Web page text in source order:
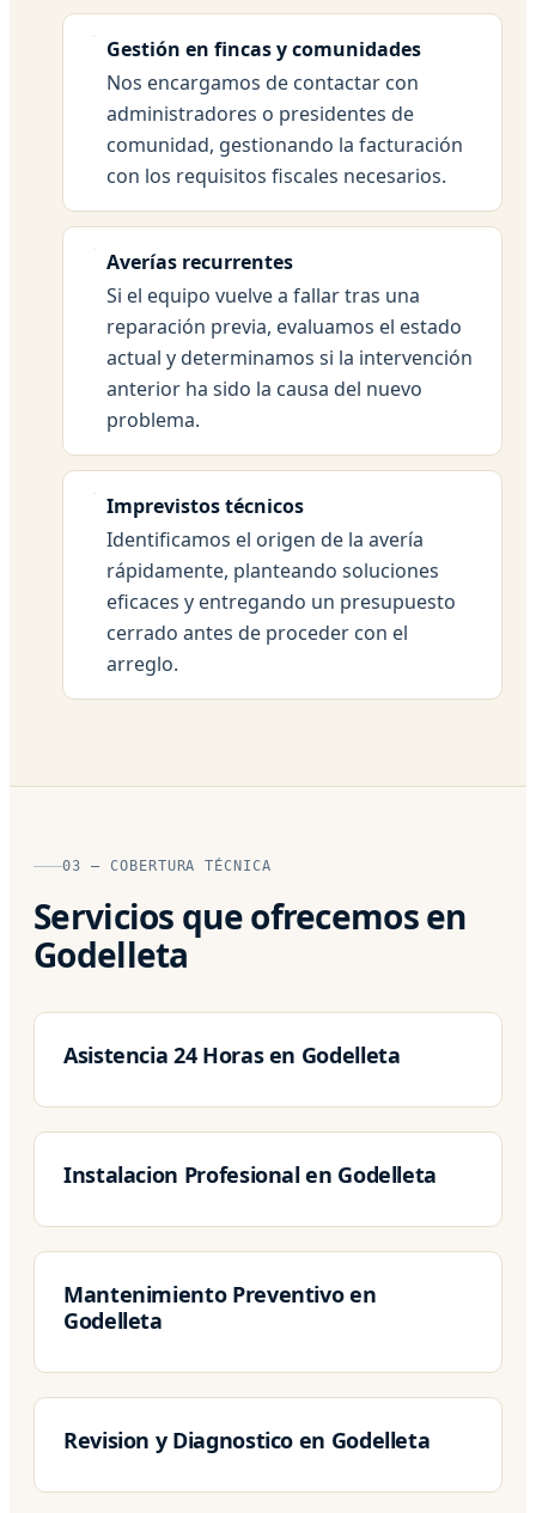
Gestión en fincas y comunidades
Nos encargamos de contactar con
administradores o presidentes de
comunidad, gestionando la facturación
con los requisitos fiscales necesarios.
Averías recurrentes
Si el equipo vuelve a fallar tras una
reparación previa, evaluamos el estado
actual y determinamos si la intervención
anterior ha sido la causa del nuevo
problema.
Imprevistos técnicos
Identificamos el origen de la avería
rápidamente, planteando soluciones
eficaces y entregando un presupuesto
cerrado antes de proceder con el
arreglo.
03 — COBERTURA TÉCNICA
Servicios que ofrecemos en
Godelleta
Asistencia 24 Horas en Godelleta
Instalacion Profesional en Godelleta
Mantenimiento Preventivo en
Godelleta
Revision y Diagnostico en Godelleta